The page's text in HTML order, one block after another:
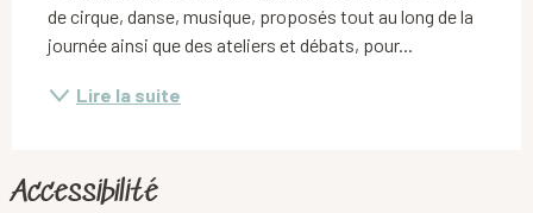
de cirque, danse, musique, proposés tout au long de la
journée ainsi que des ateliers et débats, pour...
Lire la suite
Accessibilité